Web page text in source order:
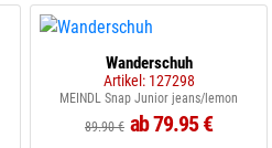
Wanderschuh
Artikel: 127298
MEINDL Snap Junior jeans/lemon
89.90 € ab 79.95 €